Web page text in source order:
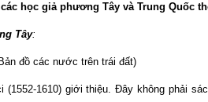
học giả phương Tây và Trung Quốc
Tây:
đồ các nước trên trái đất)
1610) giới thiệu. Đây không phải